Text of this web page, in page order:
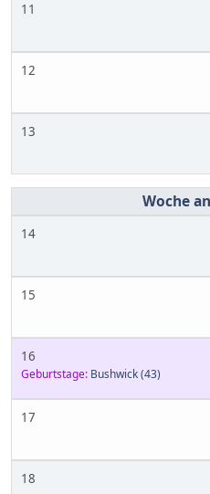
11
12
13
14
15
16
Geburtstage: Bushwick(43)
17
18